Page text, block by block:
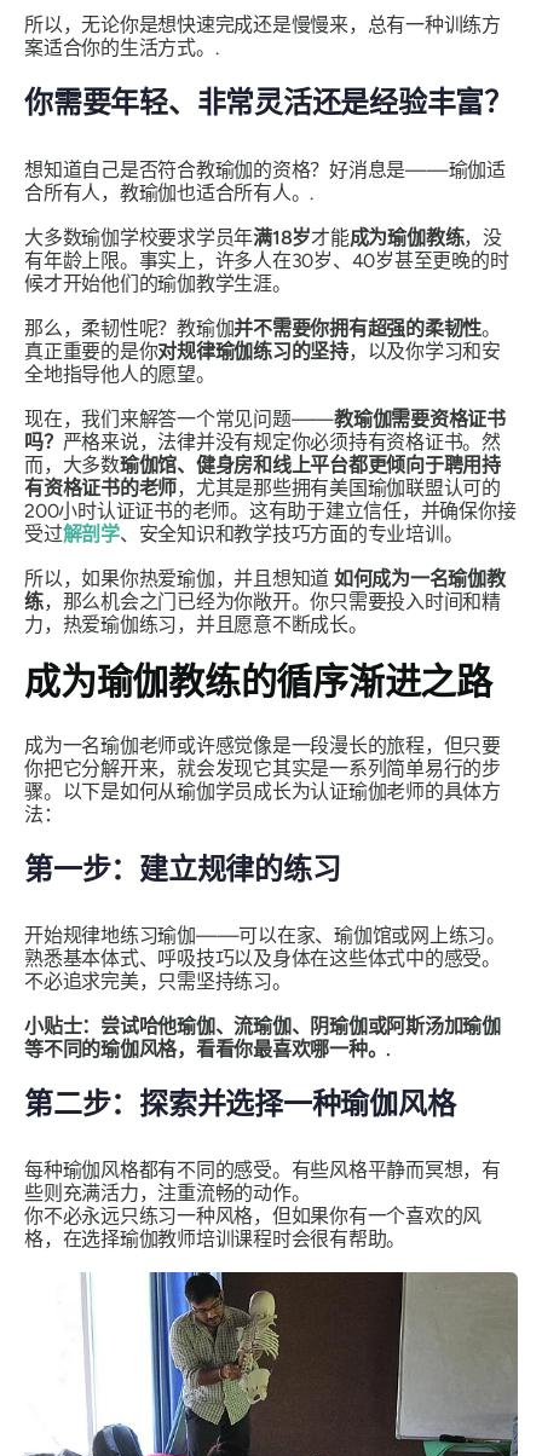
所以，无论你是想快速完成还是慢慢来，总有一种训练方
案适合你的生活方式。.
你需要年轻、非常灵活还是经验丰富？
想知道自己是否符合教瑜伽的资格？好消息是——瑜伽适
合所有人，教瑜伽也适合所有人。.
大多数瑜伽学校要求学员年满18岁才能成为瑜伽教练，没
有年龄上限。事实上，许多人在30岁、40岁甚至更晚的时
候才开始他们的瑜伽教学生涯。
那么，柔韧性呢？教瑜伽并不需要你拥有超强的柔韧性。
真正重要的是你对规律瑜伽练习的坚持，以及你学习和安
全地指导他人的愿望。
现在，我们来解答一个常见问题——教瑜伽需要资格证书
吗？ 严格来说，法律并没有规定你必须持有资格证书。然
而，大多数瑜伽馆、健身房和线上平台都更倾向于聘用持
有资格证书的老师，尤其是那些拥有美国瑜伽联盟认可的
200小时认证证书的老师。这有助于建立信任，并确保你接
受过解剖学、安全知识和教学技巧方面的专业培训。
所以，如果你热爱瑜伽，并且想知道 如何成为一名瑜伽教
练，那么机会之门已经为你敞开。你只需要投入时间和精
力，热爱瑜伽练习，并且愿意不断成长。
成为瑜伽教练的循序渐进之路
成为一名瑜伽老师或许感觉像是一段漫长的旅程，但只要
你把它分解开来，就会发现它其实是一系列简单易行的步
骤。以下是如何从瑜伽学员成长为认证瑜伽老师的具体方
法：
第一步：建立规律的练习
开始规律地练习瑜伽——可以在家、瑜伽馆或网上练习。
熟悉基本体式、呼吸技巧以及身体在这些体式中的感受。
不必追求完美，只需坚持练习。
小贴士：尝试哈他瑜伽、流瑜伽、阴瑜伽或阿斯汤加瑜伽
等不同的瑜伽风格，看看你最喜欢哪一种。.
第二步：探索并选择一种瑜伽风格
每种瑜伽风格都有不同的感受。有些风格平静而冥想，有
些则充满活力，注重流畅的动作。
你不必永远只练习一种风格，但如果你有一个喜欢的风
格，在选择瑜伽教师培训课程时会很有帮助。